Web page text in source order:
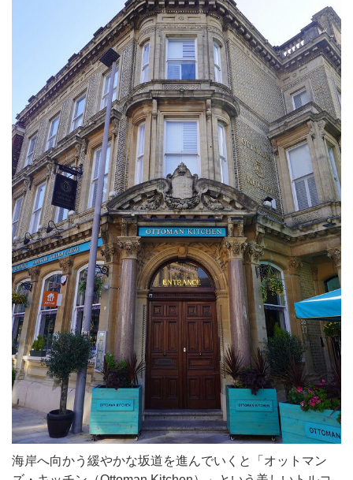
海岸へ向かう緩やかな坂道を進んでいくと「オットマン